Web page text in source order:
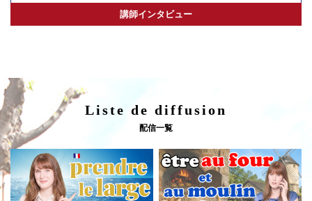
講師インタビュー
Liste de diffusion
配信一覧